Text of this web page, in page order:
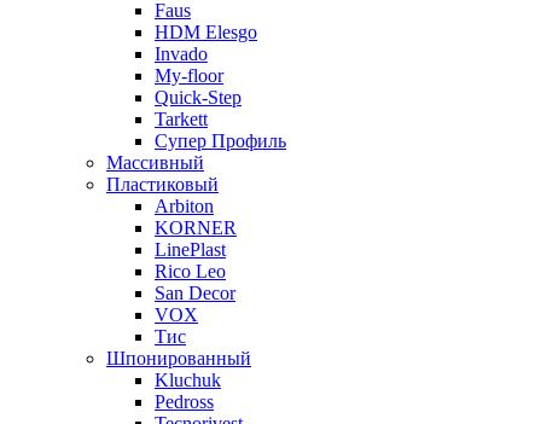
Faus
HDM Elesgo
Invado
My-floor
Quick-Step
Tarkett
Супер Профиль
Массивный
Пластиковый
Arbiton
KORNER
LinePlast
Rico Leo
San Decor
VOX
Тис
Шпонированный
Kluchuk
Pedross